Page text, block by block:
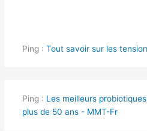
Ping : Tout savoir sur les
Ping : Les meilleurs
plus de 50 ans - MMT-Fr